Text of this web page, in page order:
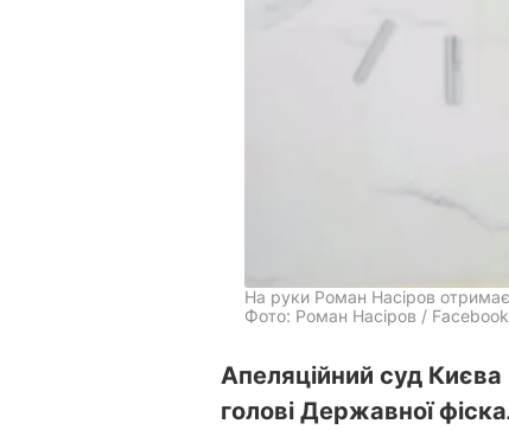
На руки Роман Насіров
Фото: Роман Насіров / Facebook
Апеляційний суд
голові Державної